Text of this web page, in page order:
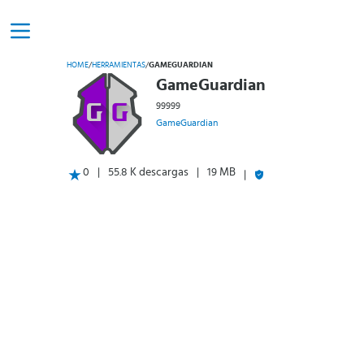
HOME/HERRAMIENTAS/GAMEGUARDIAN
GameGuardian
99999
GameGuardian
0 55.8 K descargas 19 MB